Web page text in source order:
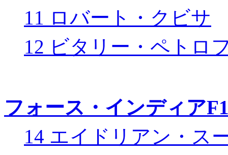
11 ロバート・クビサ
12 ビタリー・ペトロ
フォース・インディア
14 エイドリアン・ス